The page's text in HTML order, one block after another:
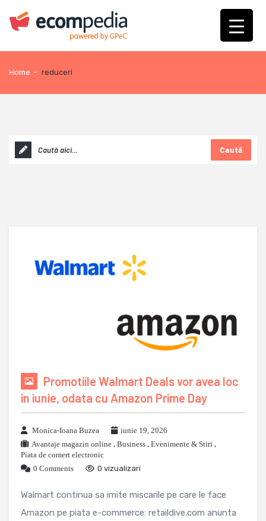
Home - reduceri
Caută
Promotiile Walmart Deals vor avea loc
in iunie, odata cu Amazon Prime Day
Monica-Ioana Buzea
iunie 19, 2026
Avantaje magazin online , Business , Evenimente & Stiri ,
Piata de comert electronic
0 Comments
0 vizualizari
Walmart continua sa imite miscarile pe care le face
Amazon pe piata e-commerce: retaildive.com anunta